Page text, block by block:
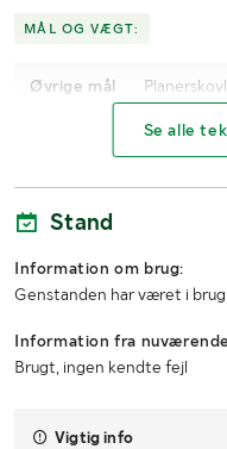
MÅL OG VÆGT:
Øvrige mål
Se alle
Stand
Information om brug:
Genstanden har været i
Information fra
Brugt, ingen kendte fejl
Vigtig info